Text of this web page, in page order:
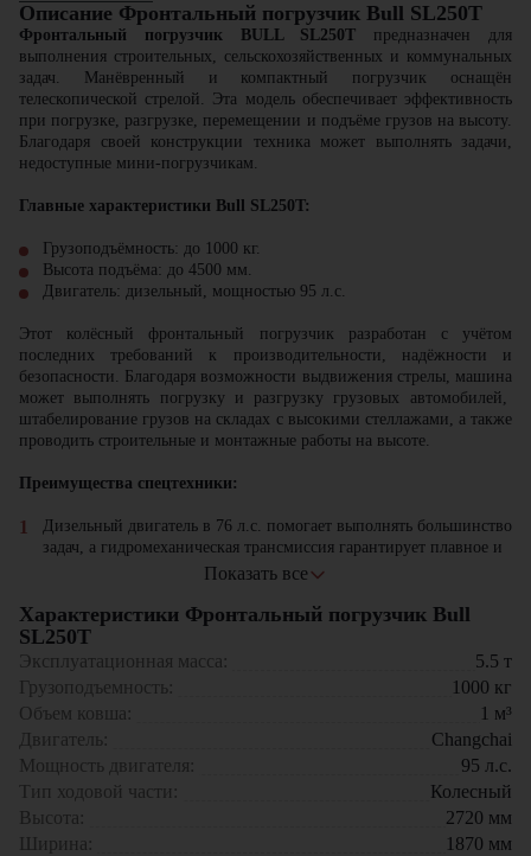
Описание Фронтальный погрузчик Bull SL250T
Фронтальный погрузчик BULL SL250T предназначен для
выполнения строительных, сельскохозяйственных и коммунальных
задач. Манёвренный и компактный погрузчик оснащён
телескопической стрелой. Эта модельобеспечивает эффективность
при погрузке, разгрузке, перемещении и подъёме грузов на высоту.
Благодаря своей конструкции техникаможет выполнять задачи,
недоступные мини-погрузчикам.
Главные характеристики Bull SL250T:
Грузоподъёмность: до 1000 кг.
Высота подъёма: до 4500 мм.
Двигатель: дизельный, мощностью 95 л.с.
Этот колёсный фронтальный погрузчик разработан с учётом
последних требований к производительности, надёжности и
безопасности. Благодаря возможности выдвижения стрелы, машина
может выполнять погрузку и разгрузку грузовых автомобилей,
штабелирование грузов на складах с высокими стеллажами, а также
проводить строительные и монтажные работы на высоте.
Преимущества спецтехники:
Дизельный двигатель в 76 л.с. помогает выполнять большинство
задач, а гидромеханическая трансмиссия гарантирует плавное и
сверхточное управление.
BULL SL250T легко маневрировать в пространстве, что
особенно важно при работе на стройке и складе.
BULL SL250T может быть дооснащён
навесным оборудованием,
нужных задач.
В качестве навесных элементов могут использоваться ковши
различного объёма, вилы для паллет, захваты для брёвен и труб,
а также другое специализированное оборудование.
Компания ЦТО предлагает купить BULL SL250T по выгодной цене
напрямую от официального дилера в России. У нас широкий выбор
моделей китайской спецтехники, а также полный спектр услуг по
Показать все
Характеристики Фронтальный погрузчик Bull
SL250T
Эксплуатационная масса: 5.5 т
Грузоподъемность:
1000 кг
Объем ковша:
1 м³
Двигатель:
Changchai
Мощность двигателя:
95 л.с.
Тип ходовой части:
Колесный
Высота:
2720 мм
Ширина:
1870 мм